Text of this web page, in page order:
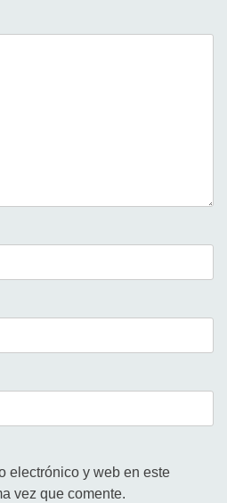
electrónico y web en este
vez que comente.